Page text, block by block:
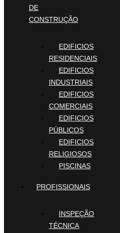
DE
CONSTRUÇÃO
EDIFICIOS
RESIDENCIAIS
EDIFICIOS
INDUSTRIAIS
EDIFICIOS
COMERCIAIS
EDIFICIOS
PÚBLICOS
EDIFICIOS
RELIGIOSOS
PISCINAS
PROFISSIONAIS
INSPEÇÃO
TÉCNICA